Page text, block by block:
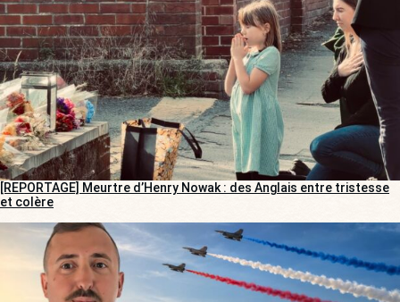
[REPORTAGE] Meurtre d’Henry Nowak : des Anglais entre tristesse
et colère